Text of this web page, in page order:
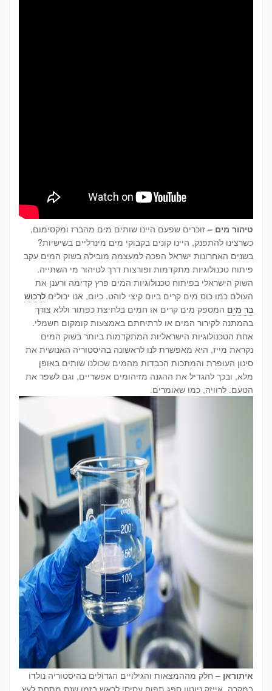
טיהור מים – זוכרים שפעם היינו שותים מים מהברז ומקסימום,
כשרצינו להתפנק, היינו קונים בקבוקי מים מינרליים בשישיות?
בשנים האחרונות ישראל הפכה למעצמה מובילה בשוק המים עקב
פיתוח טכנולוגיות מתקדמות ופורצות דרך לטיהור מי השתייה.
השוק הישראלי בפיתוח טכנולוגיות המים פרץ קדימה ורענן את
העולם כמו כוס מים קרים ביום קיצי לוהט. כיום, אנו יכולים לרכוש
בר מים המספק מים קרים או חמים בלחיצת כפתור וללא צורך
בהמתנה לקירור המים או לרתיחתם באמצעות קומקום חשמלי.
אחת הטכנולוגיות הישראליות המתקדמות ביותר בשוק המים
נקראת מייז, היא מאפשרת לנו לראשונה בהיסטוריה האנושית את
סינון העופרת והמתכות הכבדות מהמים שכולנו שותים באופן
מלא, ובכך להגדיל את ההגנה מזיהומים אפשריים, וגם לשפר את
הטעם. לרוויה, כמו שאומרים.
איתוראן – חלק מההמצאות והגילויים הגדולים בהיסטוריה נולדו
במקרה. אייזק ניוטון ספג תפוח עסיסי לראש בזמן שנח מתחת לעץ